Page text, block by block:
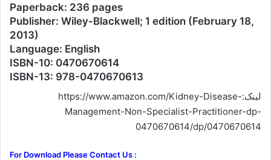
Paperback: 236 pages
Publisher: Wiley-Blackwell; 1 edition (February 18,
2013)
Language: English
ISBN-10: 0470670614
ISBN-13: 978-0470670613
لینک:https://www.amazon.com/Kidney-Disease-
Management-Non-Specialist-Practitioner-dp-
0470670614/dp/0470670614
For Download Please Contact Us :